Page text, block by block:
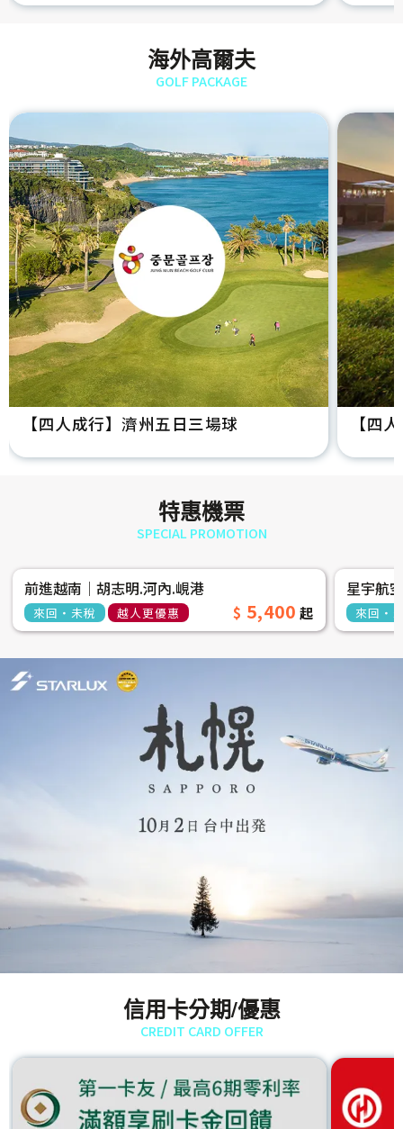
海外高爾夫
GOLF PACKAGE
【四人成行】濟州五日三場球 【四
特惠機票
SPECIAL PROMOTION
前進越南│胡志明.河內.峴港
來回‧未稅 越人更優惠 5,400
星宇航
來回‧
信用卡分期/優惠
CREDIT CARD OFFER